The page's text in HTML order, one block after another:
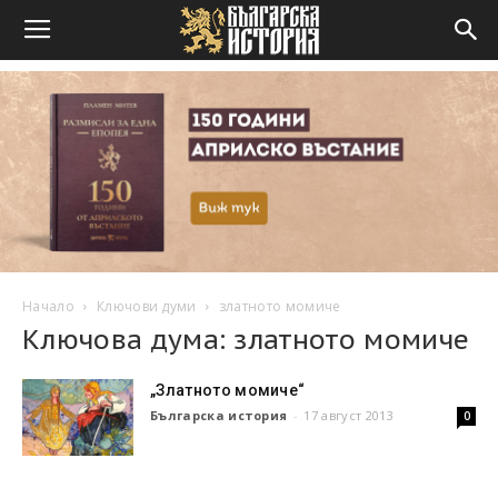
Начало Ключови думи златното момиче
Ключова дума: златното момиче
„Златното момиче“
Българска история - 17 август 2013 0